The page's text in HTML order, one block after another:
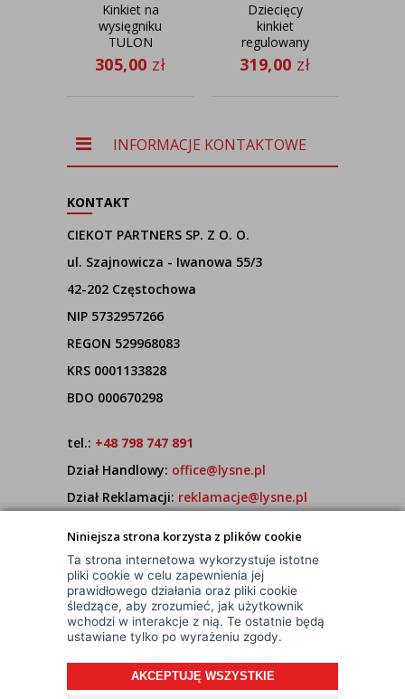
Niniejsza strona korzysta z plików cookie
Ta strona internetowa wykorzystuje istotne
pliki cookie w celu zapewnienia jej
prawidłowego działania oraz pliki cookie
śledzące, aby zrozumieć, jak użytkownik
wchodzi w interakcje z nią. Te ostatnie będą
ustawiane tylko po wyrażeniu zgody.
AKCEPTUJĘ WSZYSTKIE
Kinkiet na
wysięgniku
TULON
305,00 zł
Dziecięcy
kinkiet
regulowany
nad łóżko
LED BRAGE
319,00 zł
INFORMACJE KONTAKTOWE
KONTAKT
CIEKOT PARTNERS SP. Z O. O.
ul. Szajnowicza - Iwanowa 55/3
42-202 Częstochowa
NIP 5732957266
REGON 529968083
KRS 0001133828
BDO 000670298
tel.: +48 798 747 891
Dział Handlowy: office@lysne.pl
Dział Reklamacji: reklamacje@lysne.pl
7:00 - 15:00
© Wszelkie Prawa Zastrzeżone